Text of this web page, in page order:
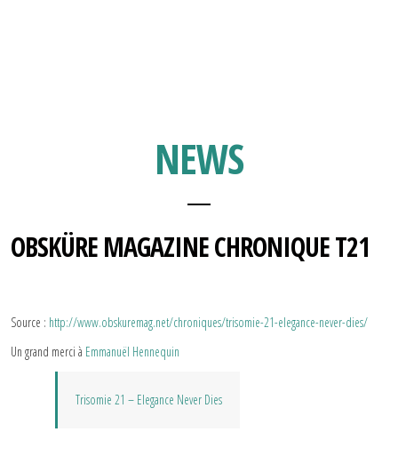
NEWS
OBSKÜRE MAGAZINE CHRONIQUE T21
Source : http://www.obskuremag.net/chroniques/trisomie-21-elegance-never-dies/
Un grand merci à Emmanuël Hennequin
Trisomie 21 – Elegance Never Dies